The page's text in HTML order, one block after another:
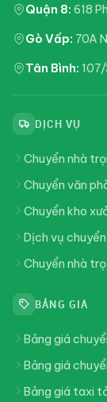
Quận 8: 618
Gò Vấp: 70A
Tân Bình: 107/
DỊCH VỤ
Chuyển nhà
Chuyển văn
Chuyển kho
Dịch vụ
Chuyển nhà
BẢNG GIÁ
Bảng giá
Bảng giá
Bảng giá taxi